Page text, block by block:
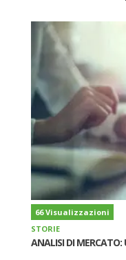
66 Visualizzazioni
STORIE
ANALISI DI